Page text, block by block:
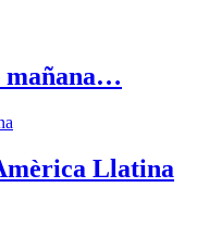
mañana…
Llatina